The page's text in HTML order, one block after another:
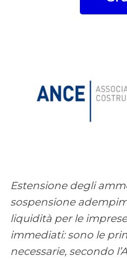
Estensione degli
sospensione
liquidità per le
immediati: sono le
necessarie, secondo